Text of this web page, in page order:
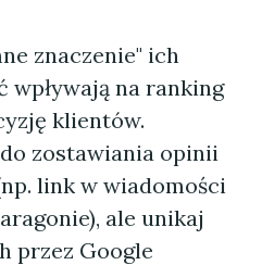
znaczenie" ich
wpływają na ranking
klientów.
zostawiania opinii
link w wiadomości
ale unikaj
przez Google